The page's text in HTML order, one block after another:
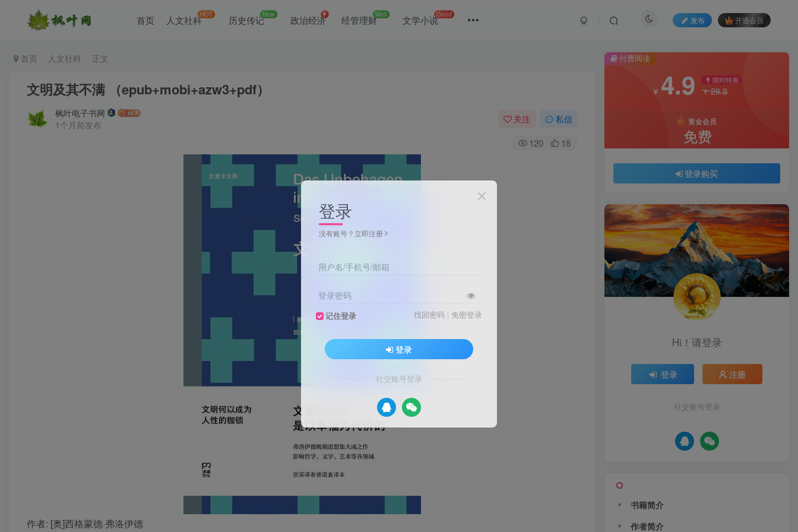
首页 人文社科HOT 历史传记New 政治经济 经管理财Well 文学小说Good
发布 开通会员
首页 人文社科 正文
文明及其不满 （epub+mobi+azw3+pdf）
枫叶电子书网
1个月前发布
关注 私信
120 18
作者: [奥]西格蒙德·弗洛伊德
付费阅读
￥ 4.9 限时特惠
￥29.9
黄金会员
免费
登录购买
Hi！请登录
登录 注册
社交账号登录
书籍简介
作者简介
登录
没有账号？立即注册
用户名/手机号/邮箱
登录密码
记住登录 找回密码 | 免密登录
登录
社交账号登录